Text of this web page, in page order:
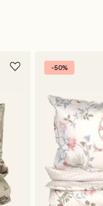
-50%